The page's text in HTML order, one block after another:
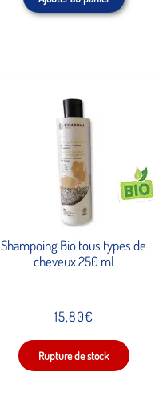
Shampoing Bio tous types de
cheveux 250 ml
15,80€